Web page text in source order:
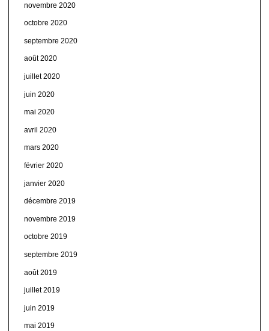
novembre 2020
octobre 2020
septembre 2020
août 2020
juillet 2020
juin 2020
mai 2020
avril 2020
mars 2020
février 2020
janvier 2020
décembre 2019
novembre 2019
octobre 2019
septembre 2019
août 2019
juillet 2019
juin 2019
mai 2019